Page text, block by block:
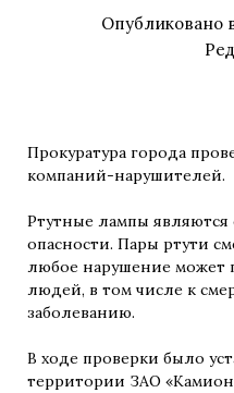
Опубликовано
Прокуратура города
компаний-нарушителей.
Ртутные лампы являются
опасности. Пары ртути
любое нарушение может
людей, в том числе к
заболеванию.
В ходе проверки было
территории ЗАО